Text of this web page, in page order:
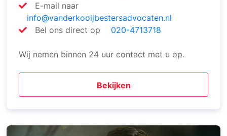
E-mail naar
info@vanderkooijbestersadvocaten.nl
Bel ons direct op
020-4713718
Wij nemen binnen 24 uur contact met u op.
Bekijken